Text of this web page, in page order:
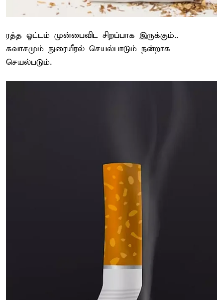
ரத்த ஓட்டம் முன்பைவிட சிறப்பாக இருக்கும்..
சுவாசமும் நுரையீரல் செயல்பாடும் நன்றாக
செயல்படும்.